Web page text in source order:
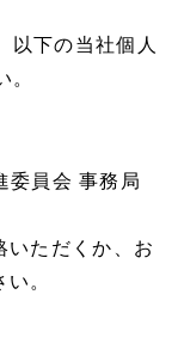
以下の当社個人
。
委員会 事務局
いただくか、お
。
ンドウで開く